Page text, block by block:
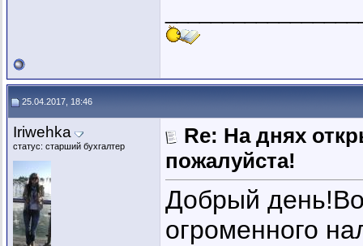
25.04.2017, 18:46
Iriwehka
статус: старший бухгалтер
Re: На днях
пожалуйста!
Добрый
огроменного